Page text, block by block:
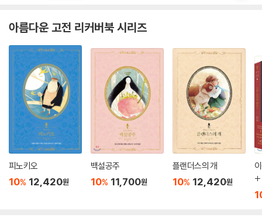
아름다운 고전 리커버북 시리즈
피노키오
10% 12,420원
백설공주
10% 11,700원
플랜더스의 개
10% 12,420원
+